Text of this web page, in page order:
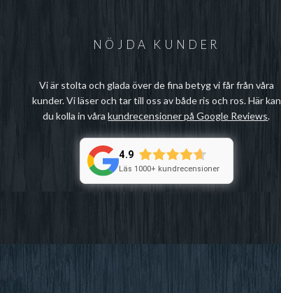
NÖJDA KUNDER
Vi är stolta och glada över de fina betyg vi får från våra
kunder. Vi läser och tar till oss av både ris och ros. Här kan
du kolla in vårakundrecensioner på Google Reviews.
4.9
Läs 1000+ kundrecensioner